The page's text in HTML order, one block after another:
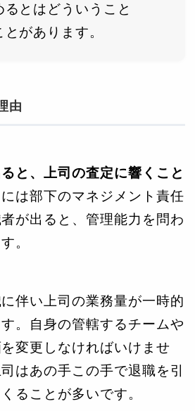
とはどういうこと
があります。
由
と、上司の査定に響くこと
には部下のマネジメント責任
が出ると、管理能力を問わ
。
伴い上司の業務量が一時的
。自身の管轄するチームや
変更しなければいけませ
はあの手この手で退職を引
ることが多いです。